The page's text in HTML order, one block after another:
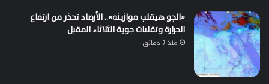
«الجو هيقلب موازينه».. الأرصاد تحذر من ارتفاع
الحرارة وتقلبات جوية الثلاثاء المقبل
منذ 7 دقائق